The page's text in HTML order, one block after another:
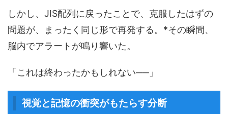
しかし、JIS配列に戻ったことで、克服したはずの
問題が、まったく同じ形で再発する。*その瞬間、
脳内でアラートが鳴り響いた。
「これは終わったかもしれない──」
視覚と記憶の衝突がもたらす分断